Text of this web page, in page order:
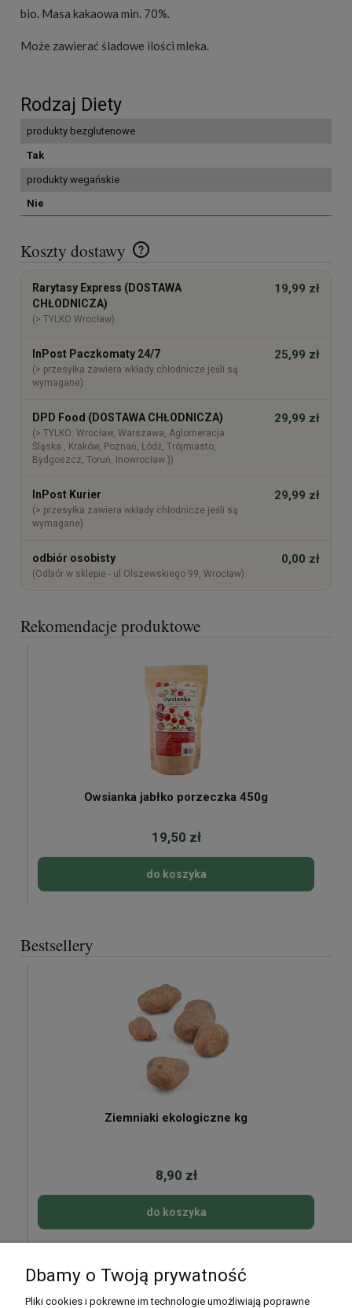
bio. Masa kakaowa min. 70%.
Może zawierać śladowe ilości mleka.
Rodzaj Diety
produkty bezglutenowe
Tak
produkty wegańskie
Nie
Koszty dostawy
Cena nie zawiera ewentualnych kosztów płatności
Rarytasy Express (DOSTAWA
CHŁODNICZA)
(> TYLKO Wrocław)
19,99 zł
InPost Paczkomaty 24/7
(> przesyłka zawiera wkłady chłodnicze jeśli są
wymagane)
25,99 zł
DPD Food (DOSTAWA CHŁODNICZA)
(> TYLKO: Wrocław, Warszawa, Aglomeracja
Śląska , Kraków, Poznań, Łódź, Trójmiasto,
Bydgoszcz, Toruń, Inowrocław ))
29,99 zł
InPost Kurier
(> przesyłka zawiera wkłady chłodnicze jeśli są
wymagane)
29,99 zł
odbiór osobisty
(Odbiór w sklepie - ul.Olszewskiego 99, Wrocław)
0,00 zł
Rekomendacje produktowe
Owsianka jabłko porzeczka 450g
19,50 zł
do koszyka
Bestsellery
Ziemniaki ekologiczne kg
8,90 zł
do koszyka
Dbamy o Twoją prywatność
Pliki cookies i pokrewne im technologie umożliwiają poprawne